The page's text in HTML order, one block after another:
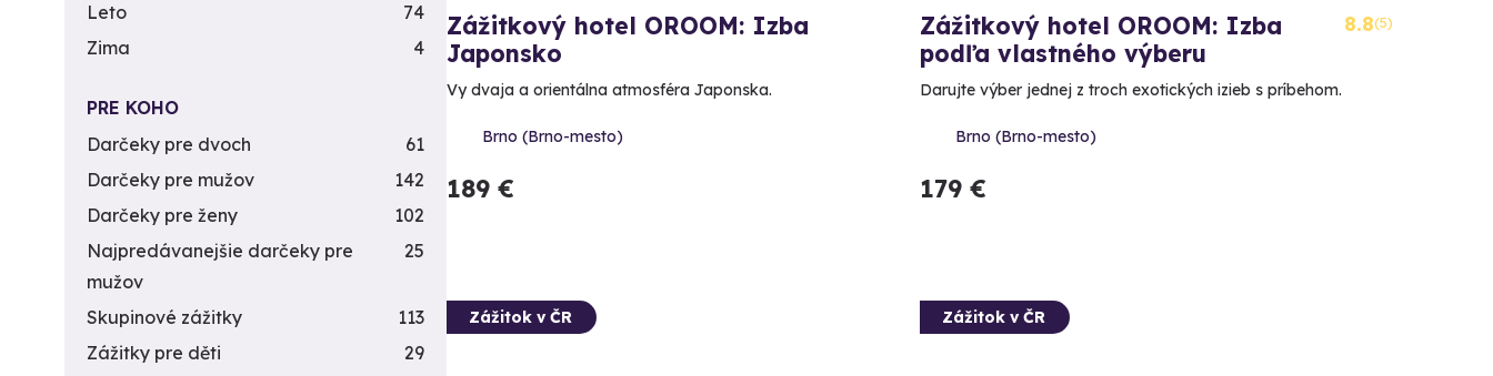
Zážitkový hotel OROOM: Izba
Japonsko
Vy dvaja a orientálna atmosféra Japonska.
Brno (Brno-mesto)
189 €
Zážitkový hotel OROOM: Izba
podľa vlastného výberu
8.8(5)
Darujte výber jednej z troch exotických izieb s príbehom.
Brno (Brno-mesto)
179 €
Zážitok v ČR Zážitok v ČR
Leto
74
Zima
4
PRE KOHO
Darčeky pre dvoch
61
Darčeky pre mužov
142
Darčeky pre ženy
102
Najpredávanejšie darčeky pre
mužov
25
Skupinové zážitky
113
Zážitky pre děti
29